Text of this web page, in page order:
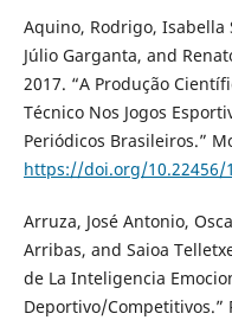
Aquino, Rodrigo, Isabella
Júlio Garganta, and
2017. “A Produção
Técnico Nos Jogos
Periódicos Brasileiros.”
https://doi.org/10.22456/
Arruza, José Antonio,
Arribas, and Saioa
de La Inteligencia
Deportivo/Competitivos.”